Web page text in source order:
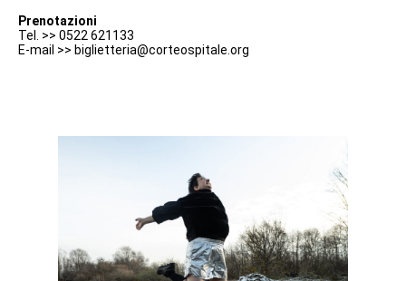
Prenotazioni
Tel. >> 0522 621133
E-mail >> biglietteria@corteospitale.org